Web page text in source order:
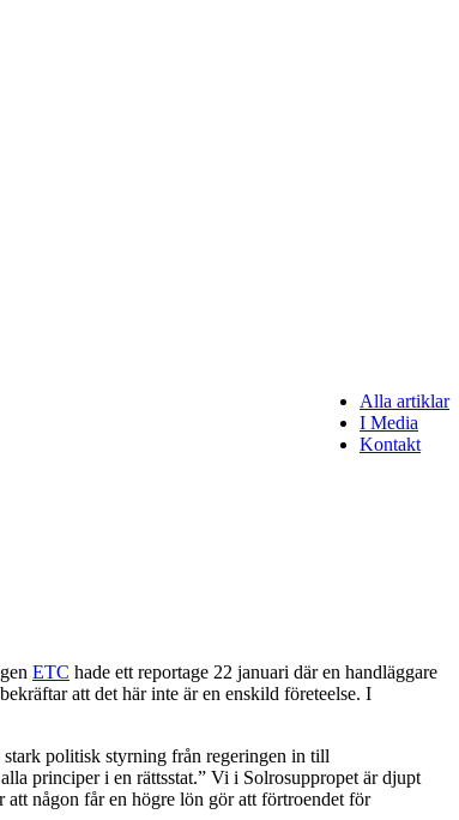
Alla artiklar
I Media
Kontakt
ETC hade ett reportage 22 januari där en handläggare
att det här inte är en enskild företeelse. I
stark politisk styrning från regeringen in till
principer i en rättsstat.” Vi i Solrosuppropet är djupt
att någon får en högre lön gör att förtroendet för